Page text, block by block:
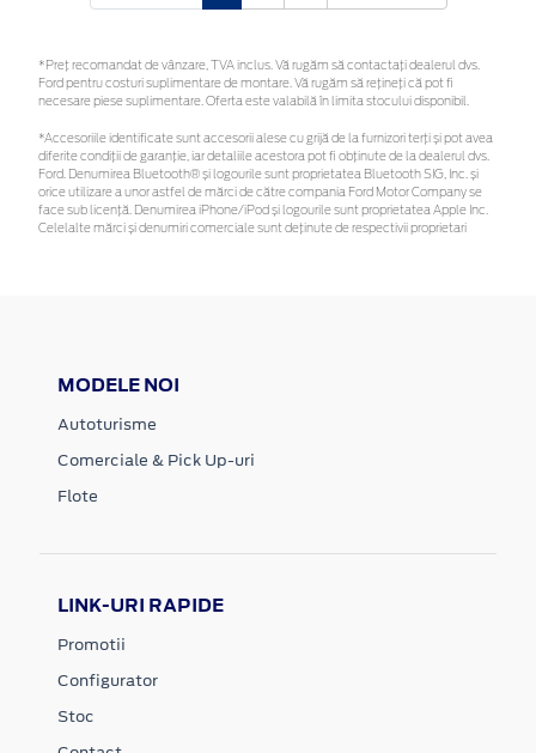
*Preţ recomandat de vânzare, TVA inclus. Vă rugăm să contactaţi dealerul dvs.
Ford pentru costuri suplimentare de montare. Vă rugăm să rețineți că pot fi
necesare piese suplimentare. Oferta este valabilă în limita stocului disponibil.
*Accesoriile identificate sunt accesorii alese cu grijă de la furnizori terți și pot avea
diferite condiții de garanție, iar detaliile acestora pot fi obținute de la dealerul dvs.
Ford. Denumirea Bluetooth® și logourile sunt proprietatea Bluetooth SIG, Inc. și
orice utilizare a unor astfel de mărci de către compania Ford Motor Company se
face sub licență. Denumirea iPhone/iPod și logourile sunt proprietatea Apple Inc.
Celelalte mărci și denumiri comerciale sunt deținute de respectivii proprietari
MODELE NOI
Autoturisme
Comerciale & Pick Up-uri
Flote
LINK-URI RAPIDE
Promotii
Configurator
Stoc